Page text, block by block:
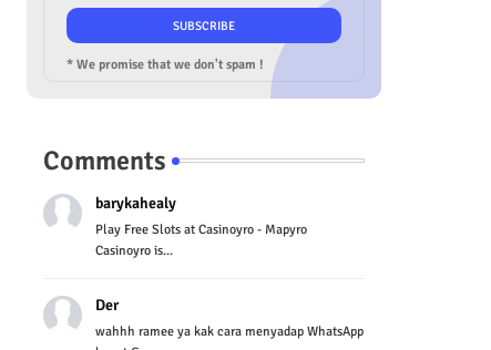
* We promise that we don't spam !
Comments
barykahealy
Play Free Slots at Casinoyro - Mapyro
Casinoyro is...
Der
wahhh ramee ya kak cara menyadap WhatsApp